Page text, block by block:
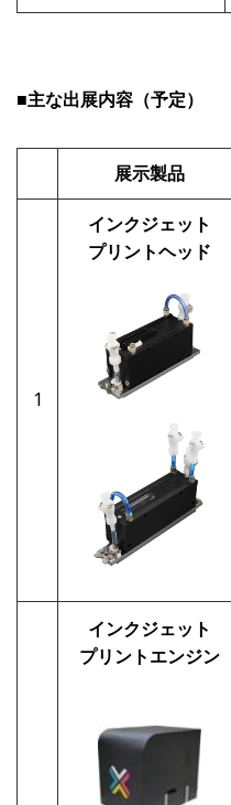
■主な出展内容（予定）
展示製品
1
インクジェット
プリントヘッド
インクジェット
プリントエンジン